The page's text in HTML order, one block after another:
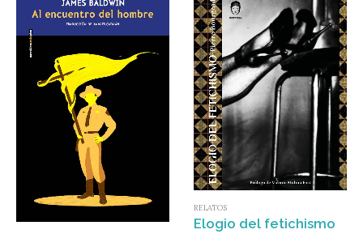
RELATOS
Elogio del fetichismo